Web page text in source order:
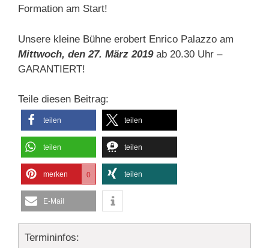
Formation am Start!
Unsere kleine Bühne erobert Enrico Palazzo am
Mittwoch, den 27. März 2019ab 20.30 Uhr –
GARANTIERT!
Teile diesen Beitrag:
teilen teilen
teilen teilen
merken 0 teilen
E-Mail
Termininfos: